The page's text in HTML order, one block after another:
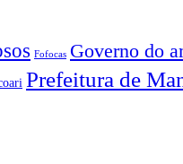
Fofocas Governo do
Prefeitura de